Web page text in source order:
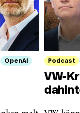
OpenAI Podcast
VW-